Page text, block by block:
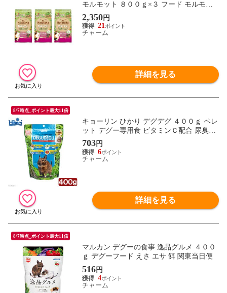
モルモット ８００ｇ×３ フード モルモッ
ト 関東当日便
2,350円
21
チャーム
詳細を見る
8/7時点_ポイント最大11倍
キョーリン ひかり デグデグ ４００ｇ ペレ
ット デグー専用食 ビタミンＣ配合 尿臭配
慮 関東当日便
703円
6
チャーム
詳細を見る
8/7時点_ポイント最大11倍
マルカン デグーの食事 逸品グルメ ４００
ｇ デグーフード えさ エサ 餌 関東当日便
516円
4
チャーム